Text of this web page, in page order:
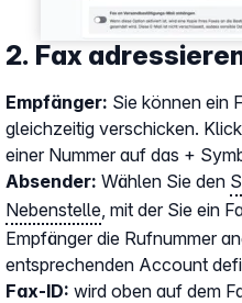
2. Fax
Empfänger: Sie können ein
gleichzeitig verschicken.
einer Nummer auf das +
Absender: Wählen Sie den
Nebenstelle, mit der Sie ein
Empfänger die Rufnummer
entsprechenden Account
Fax-ID: wird oben auf dem